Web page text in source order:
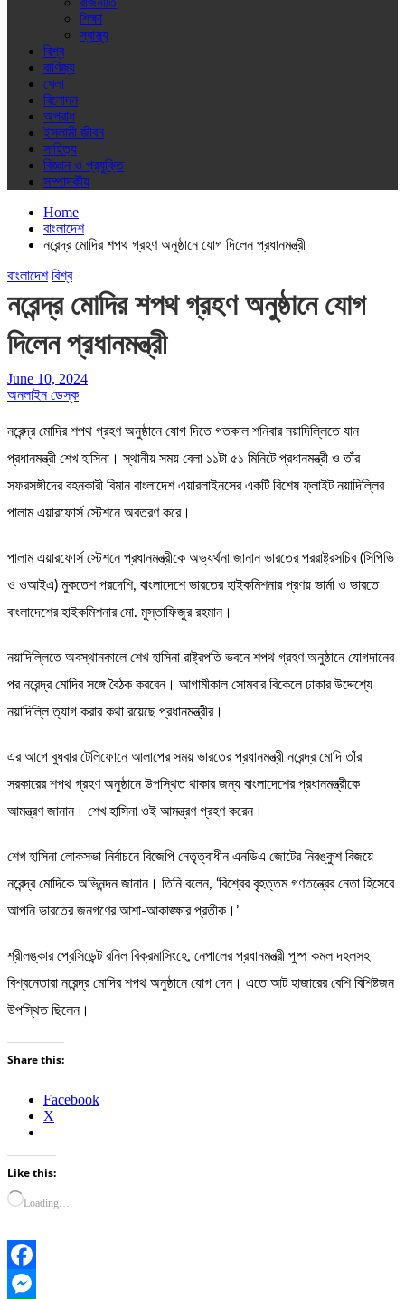
শিক্ষা
স্বাস্থ্য
বিশ্ব
বাণিজ্য
খেলা
বিনোদন
অপরাধ
ইসলামী জীবন
সাহিত্য
বিজ্ঞান ও প্রযুক্তি
সম্পাদকীয়
Home
বাংলাদেশ
নরেন্দ্র মোদির শপথ গ্রহণ অনুষ্ঠানে যোগ দিলেন প্রধানমন্ত্রী
বাংলাদেশ বিশ্ব
নরেন্দ্র মোদির শপথ গ্রহণ অনুষ্ঠানে যোগ
দিলেন প্রধানমন্ত্রী
June 10, 2024
অনলাইন ডেস্ক
নরেন্দ্র মোদির শপথ গ্রহণ অনুষ্ঠানে যোগ দিতে গতকাল শনিবার নয়াদিল্লিতে যান
প্রধানমন্ত্রী শেখ হাসিনা। স্থানীয় সময় বেলা ১১টা ৫১ মিনিটে প্রধানমন্ত্রী ও তাঁর
সফরসঙ্গীদের বহনকারী বিমান বাংলাদেশ এয়ারলাইনসের একটি বিশেষ ফ্লাইট নয়াদিল্লির
পালাম এয়ারফোর্স স্টেশনে অবতরণ করে।
পালাম এয়ারফোর্স স্টেশনে প্রধানমন্ত্রীকে অভ্যর্থনা জানান ভারতের পররাষ্ট্রসচিব (সিপিভি
ও ওআইএ) মুকতেশ পরদেশি, বাংলাদেশে ভারতের হাইকমিশনার প্রণয় ভার্মা ও ভারতে
বাংলাদেশের হাইকমিশনার মো. মুস্তাফিজুর রহমান।
নয়াদিল্লিতে অবস্থানকালে শেখ হাসিনা রাষ্ট্রপতি ভবনে শপথ গ্রহণ অনুষ্ঠানে যোগদানের
পর নরেন্দ্র মোদির সঙ্গে বৈঠক করবেন। আগামীকাল সোমবার বিকেলে ঢাকার উদ্দেশ্যে
নয়াদিল্লি ত্যাগ করার কথা রয়েছে প্রধানমন্ত্রীর।
এর আগে বুধবার টেলিফোনে আলাপের সময় ভারতের প্রধানমন্ত্রী নরেন্দ্র মোদি তাঁর
সরকারের শপথ গ্রহণ অনুষ্ঠানে উপস্থিত থাকার জন্য বাংলাদেশের প্রধানমন্ত্রীকে
আমন্ত্রণ জানান। শেখ হাসিনা ওই আমন্ত্রণ গ্রহণ করেন।
শেখ হাসিনা লোকসভা নির্বাচনে বিজেপি নেতৃত্বাধীন এনডিএ জোটের নিরঙ্কুশ বিজয়ে
নরেন্দ্র মোদিকে অভিনন্দন জানান। তিনি বলেন, ‘বিশ্বের বৃহত্তম গণতন্ত্রের নেতা হিসেবে
আপনি ভারতের জনগণের আশা-আকাঙ্ক্ষার প্রতীক।’
শ্রীলঙ্কার প্রেসিডেন্ট রনিল বিক্রমাসিংহে, নেপালের প্রধানমন্ত্রী পুষ্প কমল দহলসহ
বিশ্বনেতারা নরেন্দ্র মোদির শপথ অনুষ্ঠানে যোগ দেন। এতে আট হাজারের বেশি বিশিষ্টজন
উপস্থিত ছিলেন।
Share this:
Facebook
X
Like this:
Loading…
Facebook